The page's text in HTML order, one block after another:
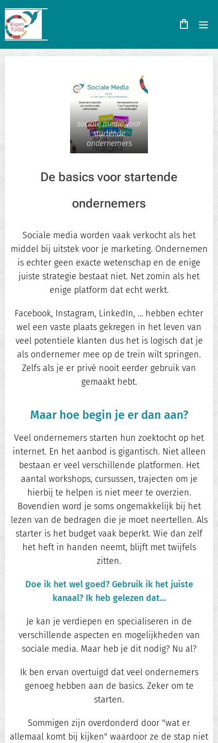
sociale media voor
startende
ondernemers
De basics voor startende
ondernemers
Sociale media worden vaak verkocht als het
middel bij uitstek voor je marketing. Ondernemen
is echter geen exacte wetenschap en de enige
juiste strategie bestaat niet. Net zomin als het
enige platform dat echt werkt.
Facebook, Instagram, LinkedIn, … hebben echter
wel een vaste plaats gekregen in het leven van
veel potentiële klanten dus het is logisch dat je
als ondernemer mee op de trein wilt springen.
Zelfs als je er privé nooit eerder gebruik van
gemaakt hebt.
Maar hoe begin je er dan aan?
Veel ondernemers starten hun zoektocht op het
internet. En het aanbod is gigantisch. Niet alleen
bestaan er veel verschillende platformen. Het
aantal workshops, cursussen, trajecten om je
hierbij te helpen is niet meer te overzien.
Bovendien word je soms ongemakkelijk bij het
lezen van de bedragen die je moet neertellen. Als
starter is het budget vaak beperkt. Wie dan zelf
het heft in handen neemt, blijft met twijfels
zitten.
Doe ik het wel goed? Gebruik ik het juiste
kanaal? Ik heb gelezen dat…
Je kan je verdiepen en specialiseren in de
verschillende aspecten en mogelijkheden van
sociale media. Maar heb je dit nodig? Nu al?
Ik ben ervan overtuigd dat veel ondernemers
genoeg hebben aan de basics. Zeker om te
starten.
Sommigen zijn overdonderd door "wat er
allemaal komt bij kijken" waardoor ze de stap niet